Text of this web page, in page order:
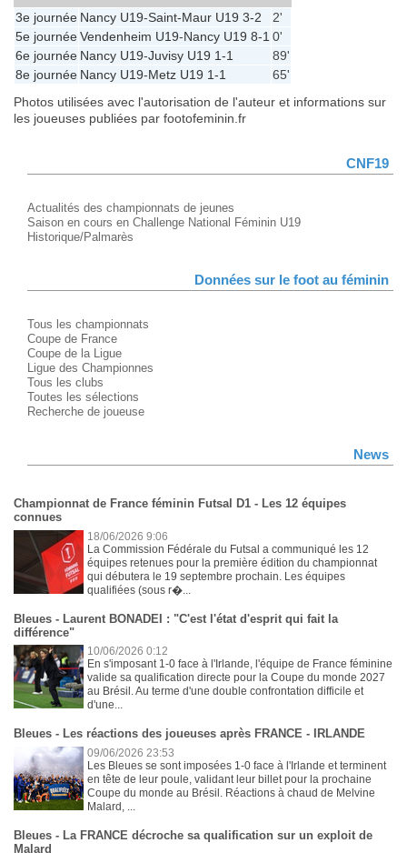
3e journée Nancy U19-Saint-Maur U19 3-2
2'
5e journéeVendenheim U19-Nancy U19 8-1 0'
6e journée Nancy U19-Juvisy U19 1-1
89'
8e journée Nancy U19-Metz U19 1-1
65'
Photos utilisées avec l'autorisation de l'auteur et informations sur
les joueuses publiées par footofeminin.fr
CNF19
Actualités des championnats de jeunes
Saison en cours en Challenge National Féminin U19
Historique/Palmarès
Données sur le foot au féminin
Tous les championnats
Coupe de France
Coupe de la Ligue
Ligue des Championnes
Tous les clubs
Toutes les sélections
Recherche de joueuse
News
Championnat de France féminin Futsal D1 - Les 12 équipes
connues
18/06/2026 9:06
La Commission Fédérale du Futsal a communiqué les 12
équipes retenues pour la première édition du championnat
qui débutera le 19 septembre prochain. Les équipes
qualifiées (sous r�...
Bleues - Laurent BONADEI : "C'est l'état d'esprit qui fait la
différence"
10/06/2026 0:12
En s'imposant 1-0 face à l'Irlande, l'équipe de France féminine
valide sa qualification directe pour la Coupe du monde 2027
au Brésil. Au terme d'une double confrontation difficile et
d'une...
Bleues - Les réactions des joueuses après FRANCE - IRLANDE
09/06/2026 23:53
Les Bleues se sont imposées 1-0 face à l'Irlande et terminent
en tête de leur poule, validant leur billet pour la prochaine
Coupe du monde au Brésil. Réactions à chaud de Melvine
Malard, ...
Bleues - La FRANCE décroche sa qualification sur un exploit de
Malard